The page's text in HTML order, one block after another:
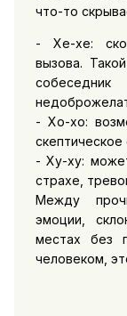
что-то
- Хе-хе:
вызова.
- Хо-хо:
- Ху-ху:
страхе,
Между
эмоции,
местах без
человеком,